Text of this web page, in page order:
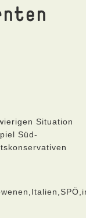
Situation
Süd-